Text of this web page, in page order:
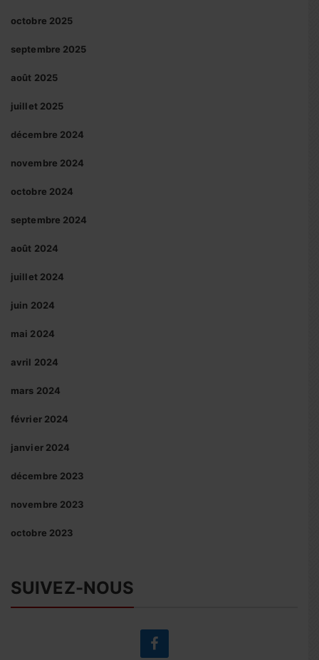
octobre 2025
septembre 2025
août 2025
juillet 2025
décembre 2024
novembre 2024
octobre 2024
septembre 2024
août 2024
juillet 2024
juin 2024
mai 2024
avril 2024
mars 2024
février 2024
janvier 2024
décembre 2023
novembre 2023
octobre 2023
SUIVEZ-NOUS